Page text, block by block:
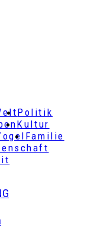
Politik
Kultur
Familie